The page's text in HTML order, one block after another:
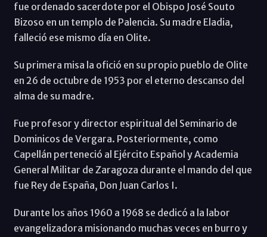
fue ordenado sacerdote por el Obispo José Souto
Bizoso en un templo de Palencia. Su madre Eladia,
falleció ese mismo día en Olite.
Su primera misa la ofició en su propio pueblo de Olite
en 26 de octubre de 1953 por el eterno descanso del
alma de su madre.
Fue profesor y director espiritual del Seminario de
Dominicos de Vergara. Posteriormente, como
Capellán perteneció al Ejército Español y Academia
General Militar de Zaragoza durante el mando del que
fue Rey de España, Don Juan Carlos I.
Durante los años 1960 a 1968 se dedicó a la labor
evangelizadora misionando muchas veces en burro y